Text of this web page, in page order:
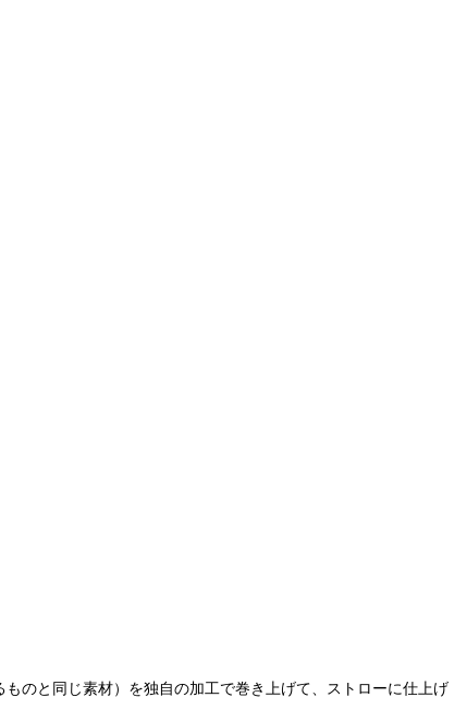
ものと同じ素材）を独自の加工で巻き上げて、ストローに仕上げ